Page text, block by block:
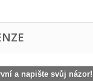
a napište svůj názor!